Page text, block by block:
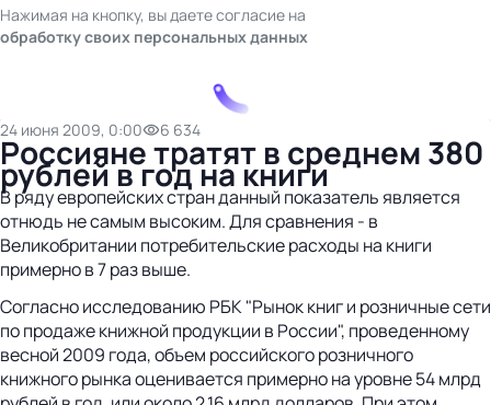
Нажимая на кнопку, вы даете согласие на
обработку своих персональных данных
24 июня 2009, 0:00 6 634
Россияне тратят в среднем 380
рублей в год на книги
В ряду европейских стран данный показатель является
отнюдь не самым высоким. Для сравнения - в
Великобритании потребительские расходы на книги
примерно в 7 раз выше.
Согласно исследованию РБК "Рынок книг и розничные сети
по продаже книжной продукции в России", проведенному
весной 2009 года, объем российского розничного
книжного рынка оценивается примерно на уровне 54 млрд